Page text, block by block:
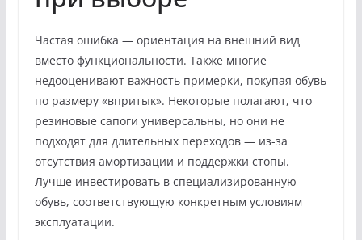
Частая ошибка — ориентация на внешний вид
вместо функциональности. Также многие
недооценивают важность примерки, покупая обувь
по размеру «впритык». Некоторые полагают, что
резиновые сапоги универсальны, но они не
подходят для длительных переходов — из-за
отсутствия амортизации и поддержки стопы.
Лучше инвестировать в специализированную
обувь, соответствующую конкретным условиям
эксплуатации.